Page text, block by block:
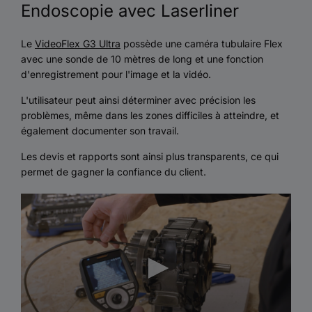
Endoscopie avec Laserliner
Le VideoFlex G3 Ultra possède une caméra tubulaire Flex
avec une sonde de 10 mètres de long et une fonction
d'enregistrement pour l'image et la vidéo.
L'utilisateur peut ainsi déterminer avec précision les
problèmes, même dans les zones difficiles à atteindre, et
également documenter son travail.
Les devis et rapports sont ainsi plus transparents, ce qui
permet de gagner la confiance du client.